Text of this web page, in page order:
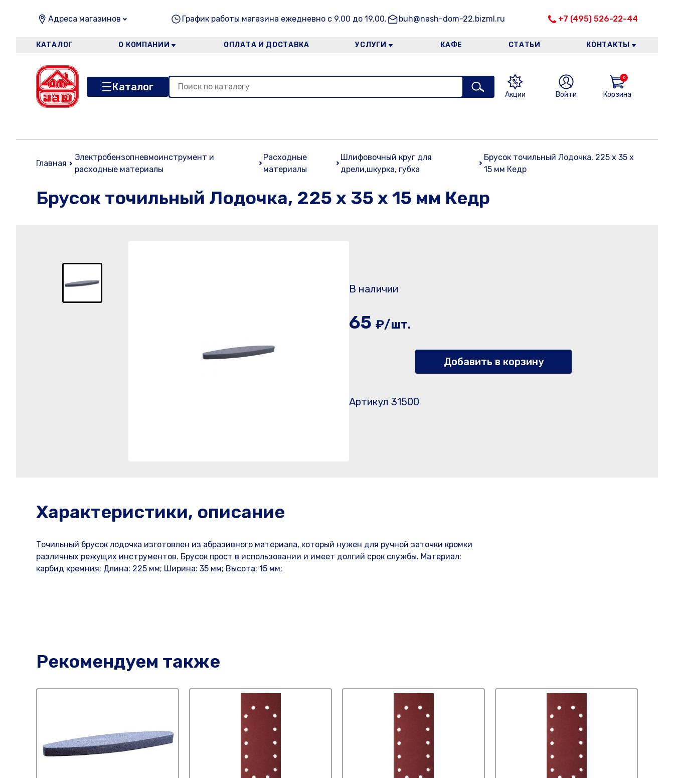
Адреса магазинов График работы магазина ежедневно с 9.00 до 19.00. buh@nash-dom-22.bizml.ru +7 (495) 526-22-44
КАТАЛОГ О КОМПАНИИ ОПЛАТА И ДОСТАВКА УСЛУГИ КАФЕ СТАТЬИ КОНТАКТЫ
Каталог
Акции Войти Корзина
0
Главная
Электробензопневмоинструмент и
расходные материалы
Расходные
материалы
Шлифовочный круг для
дрели,шкурка, губка
Брусок точильный Лодочка, 225 x 35 x
15 мм Кедр
Брусок точильный Лодочка, 225 x 35 x 15 мм Кедр
В наличии
65 ₽/шт.
Добавить в корзину
Артикул 31500
Характеристики, описание
Точильный брусок лодочка изготовлен из абразивного материала, который нужен для ручной заточки кромки
различных режущих инструментов. Брусок прост в использовании и имеет долгий срок службы. Материал:
карбид кремния; Длина: 225 мм; Ширина: 35 мм; Высота: 15 мм;
Рекомендуем также